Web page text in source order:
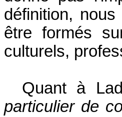
définition,
être formés
culturels,
Quant à
particulier de